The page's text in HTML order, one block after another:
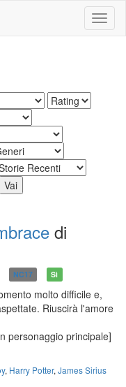
di
NC17 Sì
molto difficile e,
Riuscirà l'amore
personaggio principale]
, Harry Potter, James Sirius